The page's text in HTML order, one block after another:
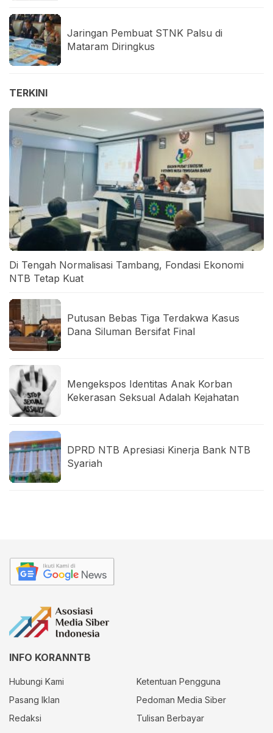
Jaringan Pembuat STNK Palsu di
Mataram Diringkus
TERKINI
Di Tengah Normalisasi Tambang, Fondasi Ekonomi
NTB Tetap Kuat
Putusan Bebas Tiga Terdakwa Kasus
Dana Siluman Bersifat Final
Mengekspos Identitas Anak Korban
Kekerasan Seksual Adalah Kejahatan
DPRD NTB Apresiasi Kinerja Bank NTB
Syariah
INFO KORANNTB
Hubungi Kami
Ketentuan Pengguna
Pasang Iklan
Pedoman Media Siber
Redaksi
Tulisan Berbayar